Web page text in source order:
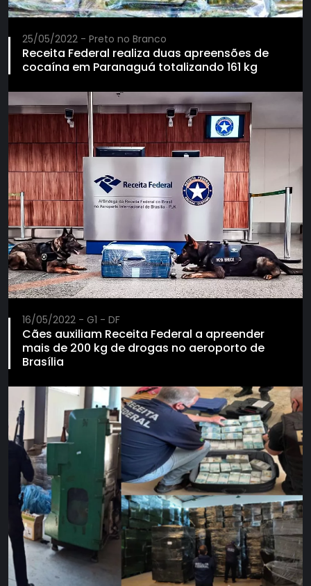
25/05/2022 - Preto no Branco
Receita Federal realiza duas apreensões de
cocaína em Paranaguá totalizando 161 kg
16/05/2022 - G1 - DF
Cães auxiliam Receita Federal a apreender
mais de 200 kg de drogas no aeroporto de
Brasília